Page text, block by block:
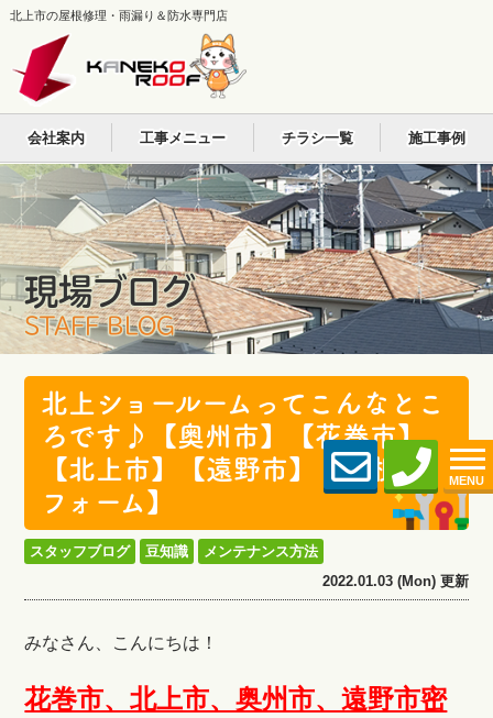
北上市の屋根修理・雨漏り＆防水専門店
MENU
会社案内 工事メニュー チラシ一覧 施工事例
現場ブログ
STAFF BLOG
北上ショールームってこんなとこ
ろです♪【奥州市】【花巻市】
【北上市】【遠野市】【屋根リ
フォーム】
スタッフブログ 豆知識
メンテナンス方法
2022.01.03 (Mon) 更新
みなさん、こんにちは！
花巻市、北上市、奥州市、遠野市密